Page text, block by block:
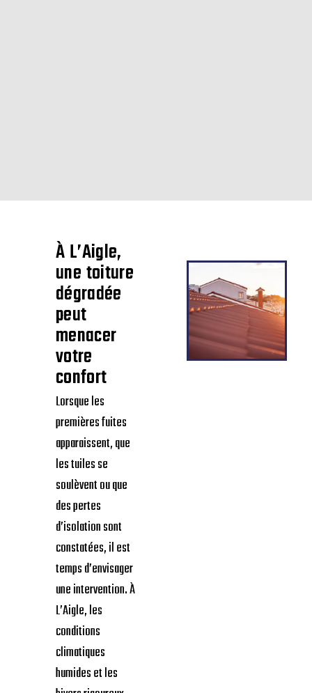
Nous réalisons une analyse technique à L’Aigle en amont : état
général du toit, nature de la charpente, inclinaison, exposition…
Tout est pris en compte pour garantir un résultat final
performant, esthétique et pérenne.
À L’Aigle,
une toiture
dégradée
peut
menacer
votre
confort
Lorsque les
premières fuites
apparaissent, que
les tuiles se
soulèvent ou que
des pertes
d’isolation sont
constatées, il est